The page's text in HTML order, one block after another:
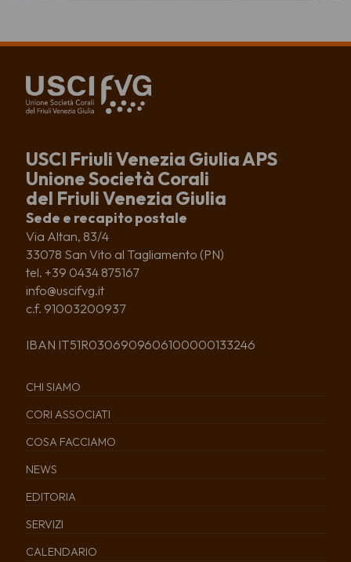
USCI Friuli Venezia Giulia APS
Unione Società Corali
del Friuli Venezia Giulia
Sede e recapito postale
Via Altan, 83/4
33078 San Vito al Tagliamento (PN)
tel. +39 0434 875167
info@uscifvg.it
c.f. 91003200937
IBAN IT51R0306909606100000133246
CHI SIAMO
CORI ASSOCIATI
COSA FACCIAMO
NEWS
EDITORIA
SERVIZI
CALENDARIO